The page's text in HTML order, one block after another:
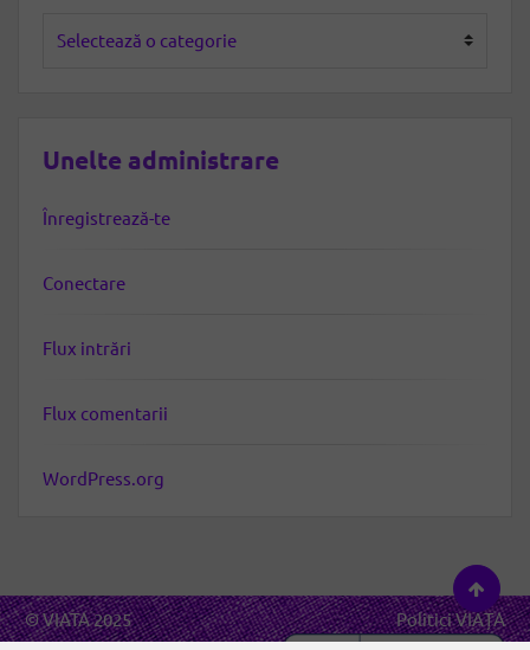
Unelte administrare
Înregistrează-te
Conectare
Flux intrări
Flux comentarii
WordPress.org
© VIATA 2025 Politici VIAȚA